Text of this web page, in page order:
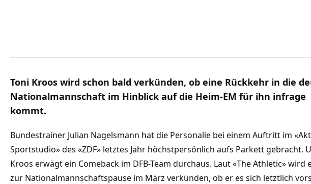
Toni Kroos wird schon bald verkünden, ob eine Rückkehr in die
Nationalmannschaft im Hinblick auf die Heim-EM für ihn infrage
kommt.
Bundestrainer Julian Nagelsmann hat die Personalie bei einem Auftritt im
Sportstudio» des «ZDF» letztes Jahr höchstpersönlich aufs Parkett gebracht.
Kroos erwägt ein Comeback im DFB-Team durchaus. Laut «The Athletic» wird
zur Nationalmannschaftspause im März verkünden, ob er es sich letztlich